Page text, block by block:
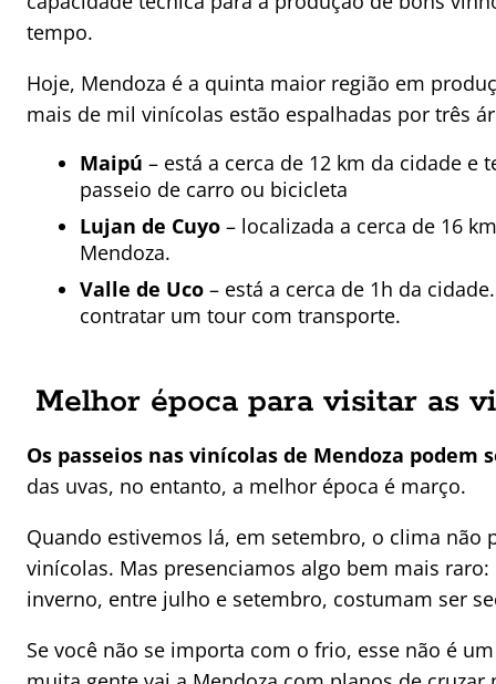
tempo.
Hoje, Mendoza é a quinta maior região em
mais de mil vinícolas estão espalhadas por três
Maipú – está a cerca de 12 km da cidade
passeio de carro ou bicicleta
Lujan de Cuyo – localizada a cerca de 16
Mendoza.
Valle de Uco – está a cerca de 1h da
contratar um tour com transporte.
Melhor época para visitar as
Os passeios nas vinícolas de Mendoza
das uvas, no entanto, a melhor época é março.
Quando estivemos lá, em setembro, o clima
vinícolas. Mas presenciamos algo bem mais
inverno, entre julho e setembro, costumam ser
Se você não se importa com o frio, esse não é